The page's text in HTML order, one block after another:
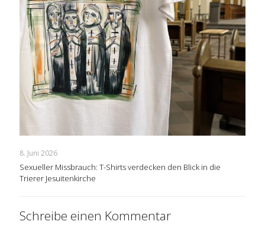
8. Juni 2026
Sexueller Missbrauch: T-Shirts verdecken den Blick in die
Trierer Jesuitenkirche
Schreibe einen Kommentar